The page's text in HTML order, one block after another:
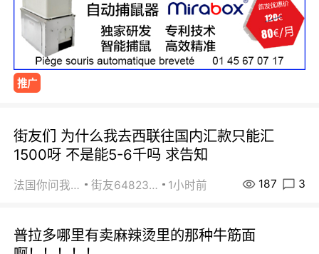
推广
街友们 为什么我去西联往国内汇款只能汇
1500呀 不是能5-6千吗 求告知
法国你问我答 街友64823891 1小时前 187 3
普拉多哪里有卖麻辣烫里的那种牛筋面